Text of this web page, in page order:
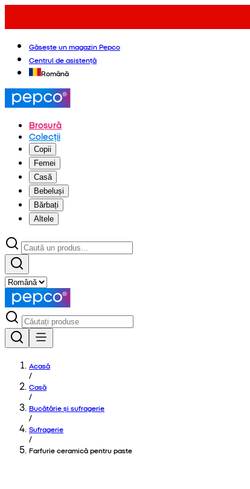
Găsește un magazin Pepco
Centrul de asistență
Română
Broșură
Colecții
Copii
Femei
Casă
Bebeluși
Bărbați
Altele
Acasă
/
Casă
/
Bucătărie și sufragerie
/
Sufragerie
/
Farfurie ceramică pentru paste